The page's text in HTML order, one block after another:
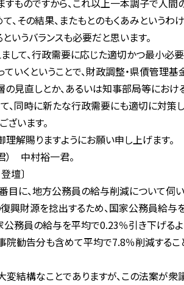
ものですから、これ以上一本調子で人間
、その結果、またもとのもくあみという
いうバランスも必要だと思います。
して、行政需要に応じた適切かつ最小
ていくということで、財政調整・県債管
の見直しとか、あるいは知事部局等にお
、同時に新たな行政需要にも適切に対策
います。
理解賜りますようにお願い申し上げます。
中村裕一君。
壇〕
に、地方公務員の給与削減について伺い
興財源を捻出するため、国家公務員給与
公務員の給与を平均で0.23％引き下げる
院勧告分も含めて平均で7.8％削減する
結構なことでありますが、この法案が